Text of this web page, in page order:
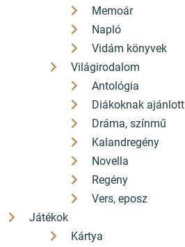
Memoár
Napló
Vidám könyvek
Világirodalom
Antológia
Diákoknak ajánlott
Dráma, színmű
Kalandregény
Novella
Regény
Vers, eposz
Játékok
Kártya